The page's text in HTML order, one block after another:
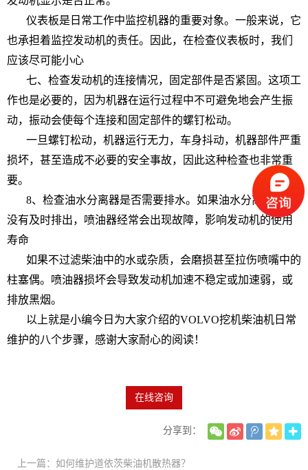
仪表板是日常工作中监控机器的重要对象。一般来说，它
也承担着监控发动机的责任。因此，在检查仪表板时，我们
应该尽可能小心
七、检查发动机的连接情况，固定部件是否紧固。这项工
作也是必要的，因为机器在运行过程中不可避免地会产生振
动，振动会使每个连接和固定部件的螺钉松动。
一旦螺钉松动，机器运行无力，车身抖动，机器部件严重
损坏，甚至造成不必要的安全事故，因此这种检查也非常重
要。
8、检查油水分离器是否需要排水。如果油水分离器的水
没有及时排出，喷油器经常会出现故障，影响发动机的使用
寿命
如果不过滤柴油中的水或杂质，会磨损甚至拉伤喷嘴中的
柱塞偶。喷油器损坏会导致发动机加速不稳定或加速弱，或
排放黑烟。
以上就是小编今日为大家介绍的VOLVO挖机柴油机日常
维护的八个步骤，感谢大家耐心的阅读！
在线咨询
分享到：
上一篇：如何维护道依茨柴油机散热器？